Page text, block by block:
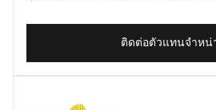
ติดต่อตัวแทนจำหน่